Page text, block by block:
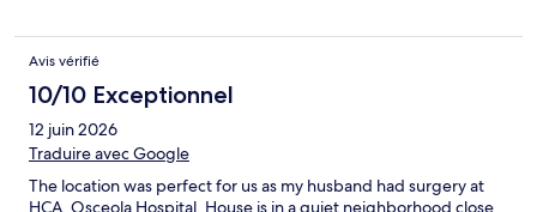
Avis vérifié
10/10 Exceptionnel
12 juin 2026
Traduire avec Google
The location was perfect for us as my husband had surgery at
HCA. Osceola Hospital. House is in a quiet neighborhood close